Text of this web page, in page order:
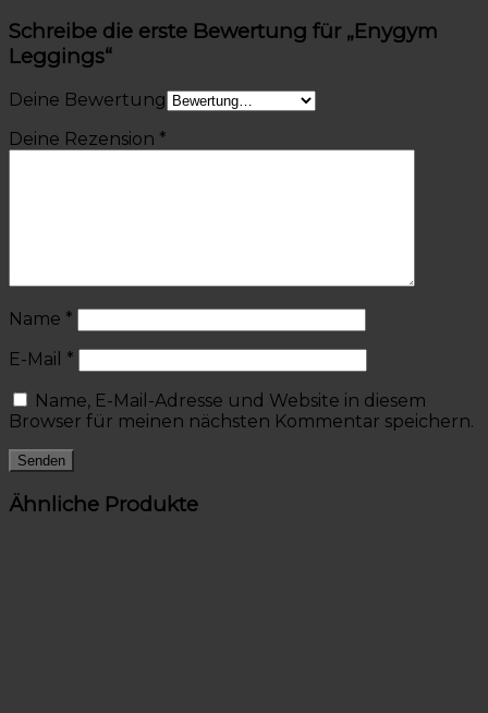
Schreibe die erste Bewertung für „Enygym
Leggings“
Deine Bewertung
Deine Rezension *
Name *
E-Mail *
Name, E-Mail-Adresse und Website in diesem
Browser für meinen nächsten Kommentar speichern.
Ähnliche Produkte